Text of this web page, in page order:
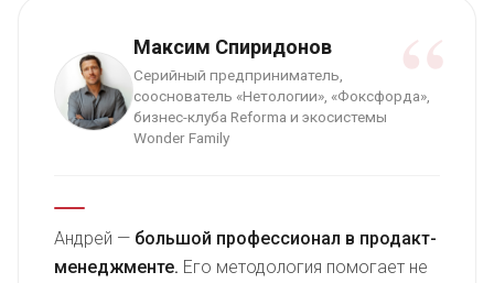
“
Максим Спиридонов
Серийный предприниматель,
сооснователь «Нетологии», «Фоксфорда»,
бизнес-клуба Reforma и экосистемы
Wonder Family
Андрей — большой профессионал в продакт-
менеджменте. Его методология помогает не